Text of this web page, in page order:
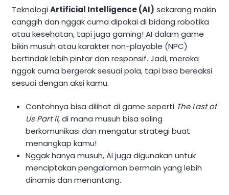
TeknologiArtificial Intelligence (AI) sekarang makin
canggih dan nggak cuma dipakai di bidang robotika
atau kesehatan, tapi juga gaming! AI dalam game
bikin musuh atau karakter non-playable (NPC)
bertindak lebih pintar dan responsif. Jadi, mereka
nggak cuma bergerak sesuai pola, tapi bisa bereaksi
sesuai dengan aksi kamu.
Contohnya bisa dilihat di game seperti The Last of
Us Part II, di mana musuh bisa saling
berkomunikasi dan mengatur strategi buat
menangkap kamu!
Nggak hanya musuh, AI juga digunakan untuk
menciptakan pengalaman bermain yang lebih
dinamis dan menantang.